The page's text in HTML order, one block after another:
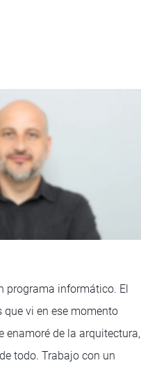
programa informático. El
vi en ese momento
enamoré de la arquitectura,
todo. Trabajo con un